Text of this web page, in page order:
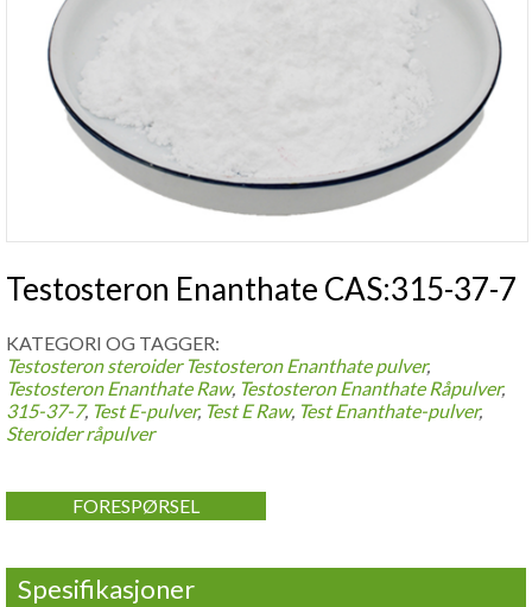
Testosteron Enanthate CAS:315-37-7
KATEGORI OG TAGGER:
Testosteron steroider Testosteron Enanthate pulver,
Testosteron Enanthate Raw, Testosteron Enanthate Råpulver,
315-37-7, Test E-pulver, Test E Raw, Test Enanthate-pulver,
Steroider råpulver
FORESPØRSEL
Spesifikasjoner